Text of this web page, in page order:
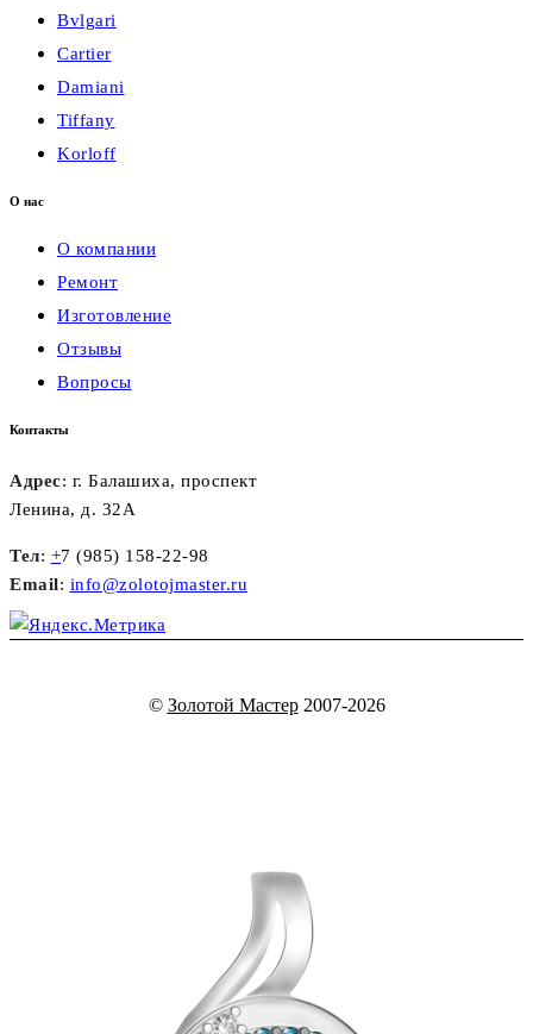
Bvlgari
Cartier
Damiani
Tiffany
Korloff
О нас
О компании
Ремонт
Изготовление
Отзывы
Вопросы
Контакты
Адрес: г. Балашиха, проспект
Ленина, д. 32А
Тел: +7 (985) 158-22-98
Email: info@zolotojmaster.ru
© Золотой Мастер2007-2026